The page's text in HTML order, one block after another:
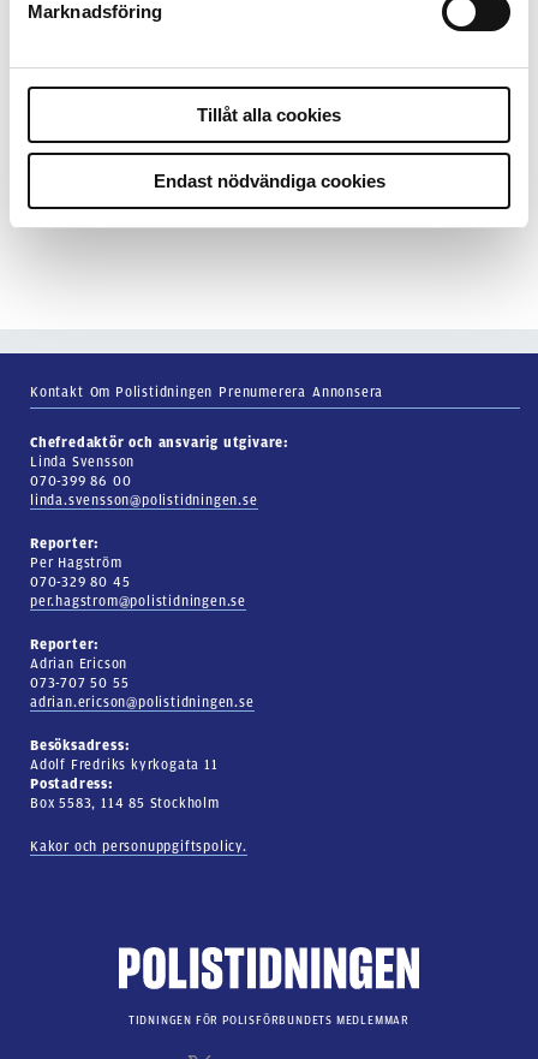
Marknadsföring
Tillåt alla cookies
Endast nödvändiga cookies
Debatt:
Med för höga krav på evidens
15 juni 2026
Mats Johansson:
Poliser behövs inte
bara ute
Kontakt Om Polistidningen Prenumerera Annonsera
Chefredaktör och ansvarig utgivare:
Linda Svensson
070-399 86 00
linda.svensson@polistidningen.se
Reporter:
Per Hagström
070-329 80 45
per.hagstrom@polistidningen.se
Reporter:
Adrian Ericson
073-707 50 55
adrian.ericson@polistidningen.se
Besöksadress:
Adolf Fredriks kyrkogata 11
Postadress:
Box 5583, 114 85 Stockholm
Kakor och personuppgiftspolicy.
TIDNINGEN FÖR POLISFÖRBUNDETS MEDLEMMAR